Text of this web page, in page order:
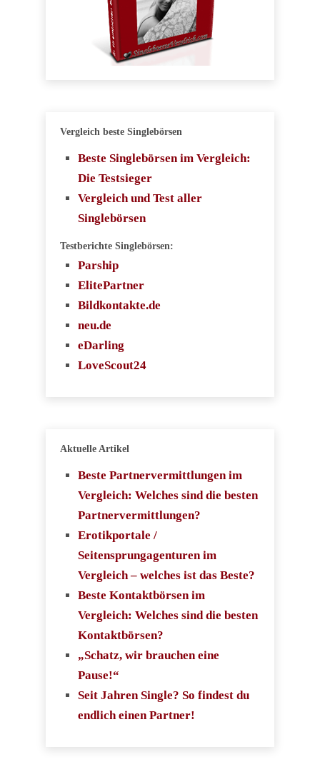
Vergleich beste Singlebörsen
Beste Singlebörsen im Vergleich:
Die Testsieger
Vergleich und Test aller
Singlebörsen
Testberichte Singlebörsen:
Parship
ElitePartner
Bildkontakte.de
neu.de
eDarling
LoveScout24
Aktuelle Artikel
Beste Partnervermittlungen im
Vergleich: Welches sind die besten
Partnervermittlungen?
Erotikportale /
Seitensprungagenturen im
Vergleich – welches ist das Beste?
Beste Kontaktbörsen im
Vergleich: Welches sind die besten
Kontaktbörsen?
„Schatz, wir brauchen eine
Pause!“
Seit Jahren Single? So findest du
endlich einen Partner!